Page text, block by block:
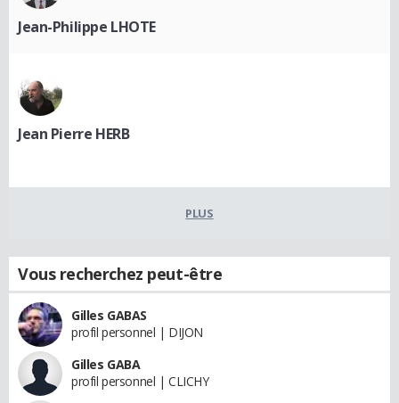
Jean-Philippe LHOTE
Jean Pierre HERB
PLUS
Vous recherchez peut-être
Gilles GABAS
profil personnel | DIJON
Gilles GABA
profil personnel | CLICHY